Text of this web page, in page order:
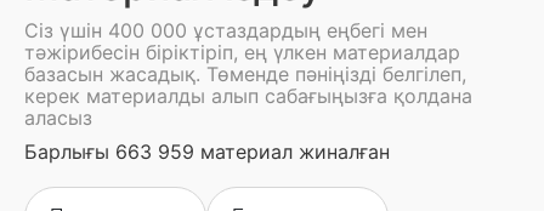
Сіз үшін 400 000 ұстаздардың еңбегі мен
тәжірибесін біріктіріп, ең үлкен материалдар
базасын жасадық. Төменде пәніңізді белгілеп,
керек материалды алып сабағыңызға қолдана
аласыз
Барлығы 663 959 материал жиналған